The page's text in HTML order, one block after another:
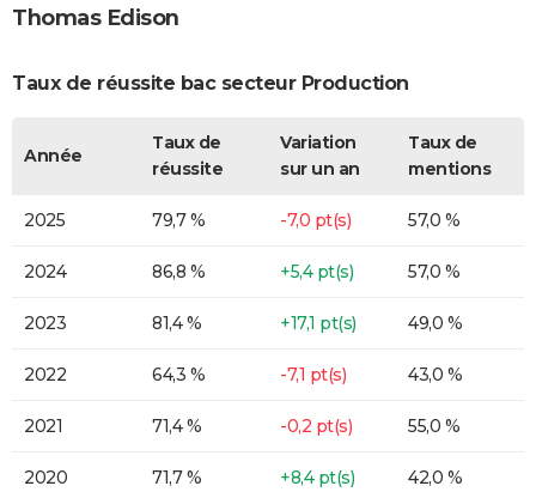
Thomas Edison
Taux de réussite bac secteur Production
Année
Taux de
réussite
Variation
sur un an
Taux de
mentions
2025 79,7 % -7,0 pt(s) 57,0 %
2024 86,8 % +5,4 pt(s) 57,0 %
2023 81,4 % +17,1 pt(s) 49,0 %
2022 64,3 % -7,1 pt(s) 43,0 %
2021 71,4 % -0,2 pt(s) 55,0 %
2020 71,7 % +8,4 pt(s) 42,0 %